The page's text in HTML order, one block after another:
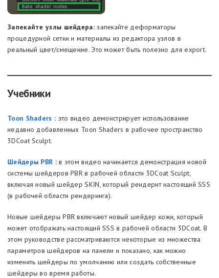
Запекайте узлы шейдера:запекайте деформаторы
процедурной сетки и материалы из редактора узлов в
реальный цвет/смещение. Это может быть полезно для export.
Учебники
Toon Shaders : это видео демонстрирует использование
недавно добавленных Toon Shaders в рабочее пространство
3DCoat Sculpt.
Шейдеры PBR :в этом видео начинается демонстрация новой
системы шейдеров PBR в рабочей области 3DCoat Sculpt,
включая новый шейдер SKIN, который рендерит настоящий SSS
(в рабочей области рендеринга).
Новые шейдеры PBR включают новый шейдер кожи, который
может отображать настоящий SSS в рабочей области 3DCoat. В
этом руководстве рассматриваются некоторые из множества
параметров шейдеров на панели и показано, как можно
изменить шейдеры по умолчанию или создать собственные
шейдеры во время работы.